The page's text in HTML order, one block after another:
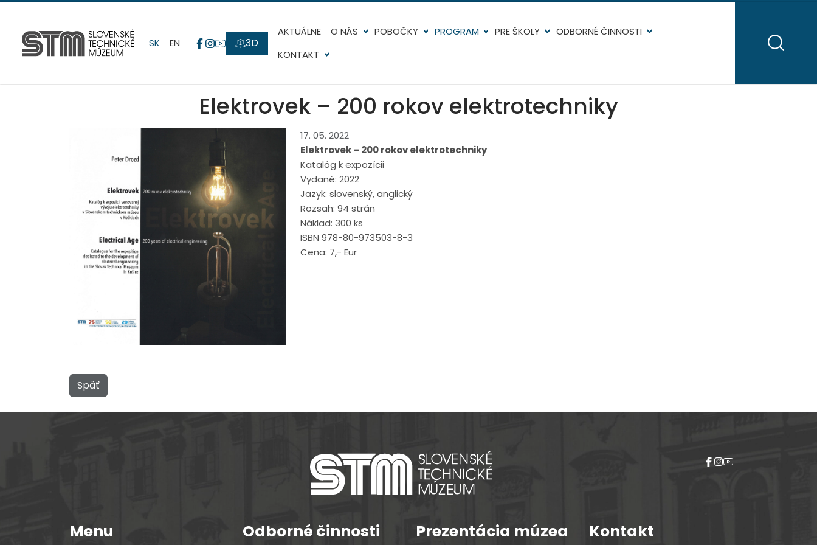
AKTUÁLNE O NÁS POBOČKY PROGRAM PRE ŠKOLY
ODBORNÉ ČINNOSTI
KONTAKT
SK EN 3D
Elektrovek – 200 rokov elektrotechniky
17. 05. 2022
Elektrovek – 200 rokov elektrotechniky
Katalóg k expozícii
Vydané: 2022
Jazyk: slovenský, anglický
Rozsah: 94 strán
Náklad: 300 ks
ISBN 978-80-973503-8-3
Cena: 7,- Eur
Späť
Menu Odborné činnosti Prezentácia múzea Kontakt